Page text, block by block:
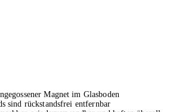
Magnet im Glasboden
sind rückstandsfrei entfernbar